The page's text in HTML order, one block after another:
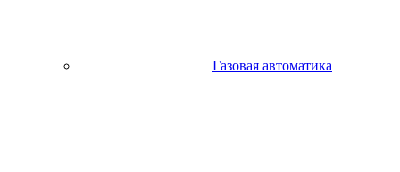
Газовая автоматика